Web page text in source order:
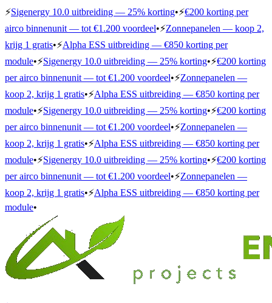
⚡Sigenergy 10.0 uitbreiding — 25% korting•⚡€200 korting per
airco binnenunit — tot €1.200 voordeel•⚡Zonnepanelen — koop 2,
krijg 1 gratis•⚡Alpha ESS uitbreiding — €850 korting per
module•⚡Sigenergy 10.0 uitbreiding — 25% korting•⚡€200 korting
per airco binnenunit — tot €1.200 voordeel•⚡Zonnepanelen —
koop 2, krijg 1 gratis•⚡Alpha ESS uitbreiding — €850 korting per
module•⚡Sigenergy 10.0 uitbreiding — 25% korting•⚡€200 korting
per airco binnenunit — tot €1.200 voordeel•⚡Zonnepanelen —
koop 2, krijg 1 gratis•⚡Alpha ESS uitbreiding — €850 korting per
module•⚡Sigenergy 10.0 uitbreiding — 25% korting•⚡€200 korting
per airco binnenunit — tot €1.200 voordeel•⚡Zonnepanelen —
koop 2, krijg 1 gratis•⚡Alpha ESS uitbreiding — €850 korting per
module•